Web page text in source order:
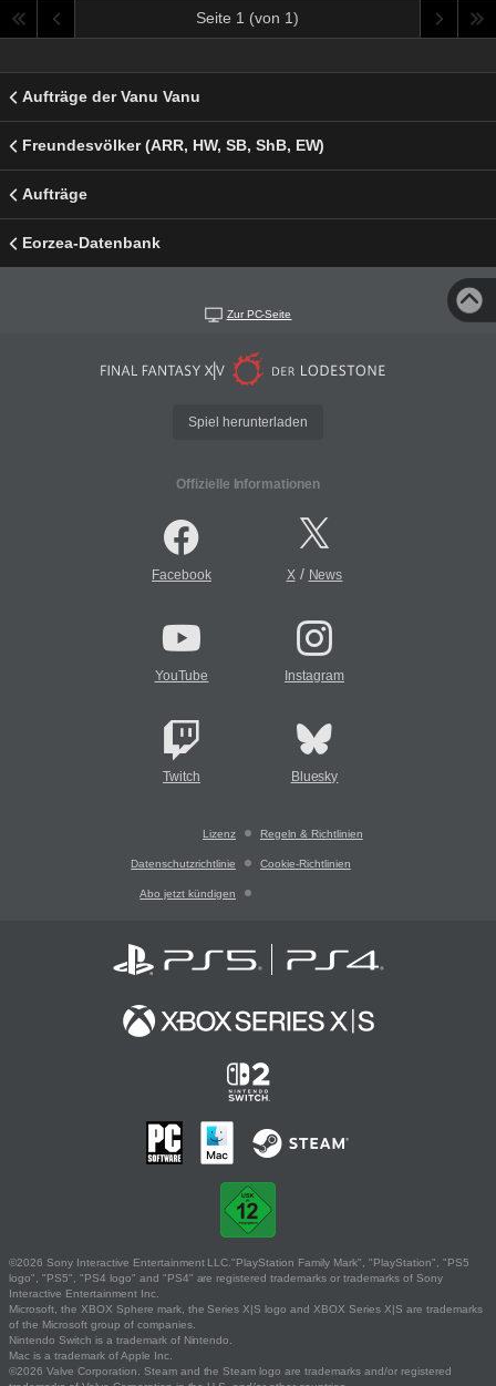
Seite 1 (von 1)
Aufträge der Vanu Vanu
Freundesvölker (ARR, HW, SB, ShB, EW)
Aufträge
Eorzea-Datenbank
Zur PC-Seite
Spiel herunterladen
Offizielle Informationen
Facebook X/ News
YouTube Instagram
Twitch Bluesky
Lizenz Regeln & Richtlinien
Datenschutzrichtlinie Cookie-Richtlinien
Abo jetzt kündigen
©2026 Sony Interactive Entertainment LLC."PlayStation Family Mark", "PlayStation", "PS5
logo", "PS5", "PS4 logo" and "PS4" are registered trademarks or trademarks of Sony
Interactive Entertainment Inc.
Microsoft, the XBOX Sphere mark, the Series X|S logo and XBOX Series X|S are trademarks
of the Microsoft group of companies.
Nintendo Switch is a trademark of Nintendo.
Mac is a trademark of Apple Inc.
©2026 Valve Corporation. Steam and the Steam logo are trademarks and/or registered